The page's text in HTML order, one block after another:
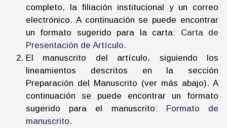
completo, la filiación institucional y un correo
electrónico. A continuación se puede encontrar
un formato sugerido para la carta: Carta de
Presentación de Artículo.
El manuscrito del artículo, siguiendo los
lineamientos descritos en la sección
Preparación del Manuscrito (ver más abajo). A
continuación se puede encontrar un formato
sugerido para el manuscrito: Formato de
manuscrito.